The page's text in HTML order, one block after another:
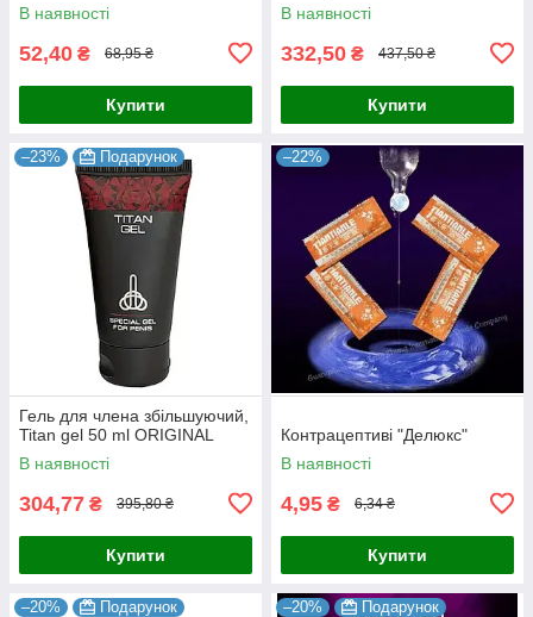
В наявності
52,40 ₴ 68,95 ₴
Купити
В наявності
332,50 ₴ 437,50 ₴
Купити
–23% Подарунок
Гель для члена збільшуючий,
Titan gel 50 ml ORIGINAL
В наявності
304,77 ₴ 395,80 ₴
Купити
–22%
Контрацептиві "Делюкс"
В наявності
4,95 ₴ 6,34 ₴
Купити
–20% Подарунок –20% Подарунок